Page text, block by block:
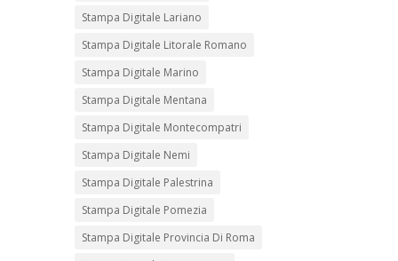
Stampa Digitale Lariano
Stampa Digitale Litorale Romano
Stampa Digitale Marino
Stampa Digitale Mentana
Stampa Digitale Montecompatri
Stampa Digitale Nemi
Stampa Digitale Palestrina
Stampa Digitale Pomezia
Stampa Digitale Provincia Di Roma